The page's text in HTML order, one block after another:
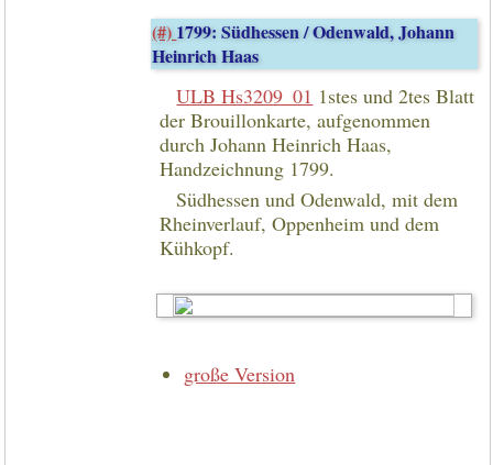
(#) 1799: Südhessen / Odenwald, Johann
Heinrich Haas
ULB Hs3209_01 1stes und 2tes Blatt
der Brouillonkarte, aufgenommen
durch Johann Heinrich Haas,
Handzeichnung 1799.
Südhessen und Odenwald, mit dem
Rheinverlauf, Oppenheim und dem
Kühkopf.
große Version